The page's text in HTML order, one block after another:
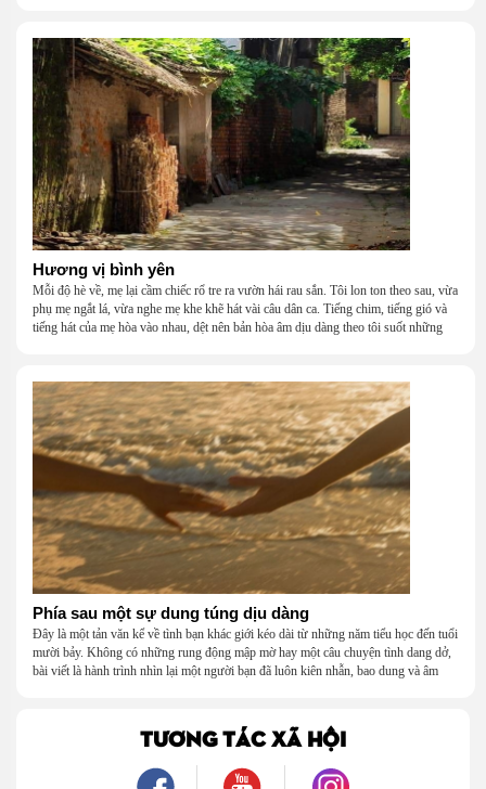
một mái nhà bằng lòng thương, bằng sự nhẫn nại và một niềm tin cũ kỹ rằng: dẫu
nghèo đến đâu, cũng còn có nhau để quay về.
Hương vị bình yên
Mỗi độ hè về, mẹ lại cầm chiếc rổ tre ra vườn hái rau sắn. Tôi lon ton theo sau, vừa
phụ mẹ ngắt lá, vừa nghe mẹ khe khẽ hát vài câu dân ca. Tiếng chim, tiếng gió và
tiếng hát của mẹ hòa vào nhau, dệt nên bản hòa âm dịu dàng theo tôi suốt những
Phía sau một sự dung túng dịu dàng
Đây là một tản văn kể về tình bạn khác giới kéo dài từ những năm tiểu học đến tuổi
mười bảy. Không có những rung động mập mờ hay một câu chuyện tình dang dở,
bài viết là hành trình nhìn lại một người bạn đã luôn kiên nhẫn, bao dung và âm
là một mối tình, mà là một người luôn cho tôi quyền được là chính mình.
TƯƠNG TÁC XÃ HỘI